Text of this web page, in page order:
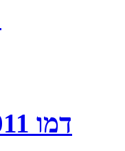
פיפא FIFA 2011 דמו